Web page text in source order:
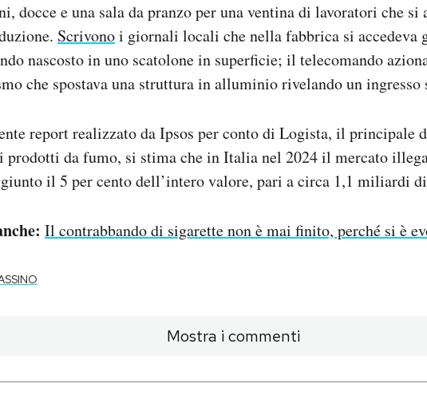
docce e una sala da pranzo per una ventina di lavoratori che si
Scrivonoi giornali locali che nella fabbrica si accedeva
nascosto in uno scatolone in superficie; il telecomando
che spostava una struttura in alluminio rivelando un ingresso
report realizzato da Ipsos per conto di Logista, il principale
prodotti da fumo, si stima che in Italia nel 2024 il mercato
il 5 per cento dell’intero valore, pari a circa 1,1 miliardi
Il contrabbando di sigarette non è mai finito, perché si è
Mostra i commenti